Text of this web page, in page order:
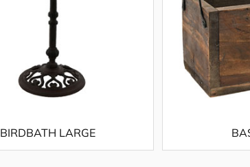
BIRDBATH LARGE